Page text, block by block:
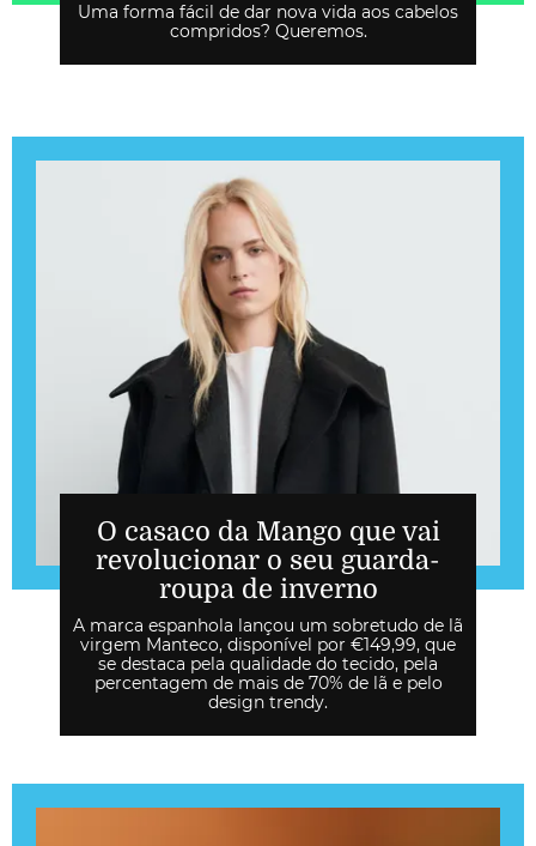
Uma forma fácil de dar nova vida aos cabelos
compridos? Queremos.
O casaco da Mango que vai
revolucionar o seu guarda-
roupa de inverno
A marca espanhola lançou um sobretudo de lã
virgem Manteco, disponível por €149,99, que
se destaca pela qualidade do tecido, pela
percentagem de mais de 70% de lã e pelo
design trendy.